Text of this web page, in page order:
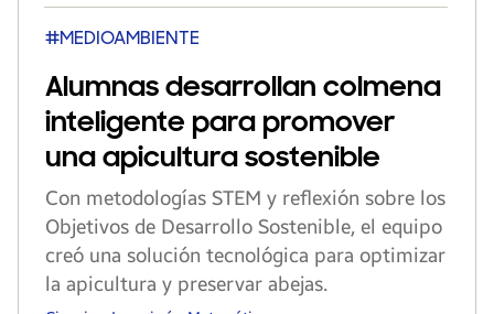
#MEDIOAMBIENTE
Alumnas desarrollan colmena
inteligente para promover
una apicultura sostenible
Con metodologías STEM y reflexión sobre los
Objetivos de Desarrollo Sostenible, el equipo
creó una solución tecnológica para optimizar
la apicultura y preservar abejas.